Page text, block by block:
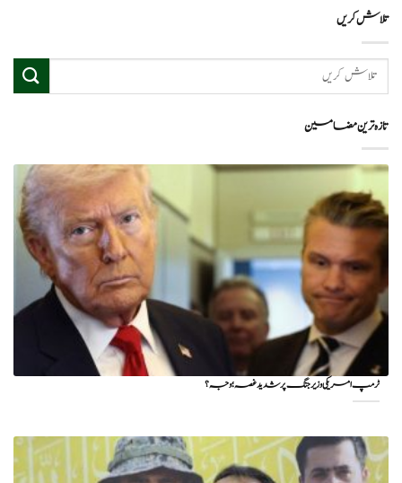
تلاش کریں
تازہ ترین مضامین
ٹرمپ امریکی وزیر جنگ پر شدید غصہ؛ وجہ ؟